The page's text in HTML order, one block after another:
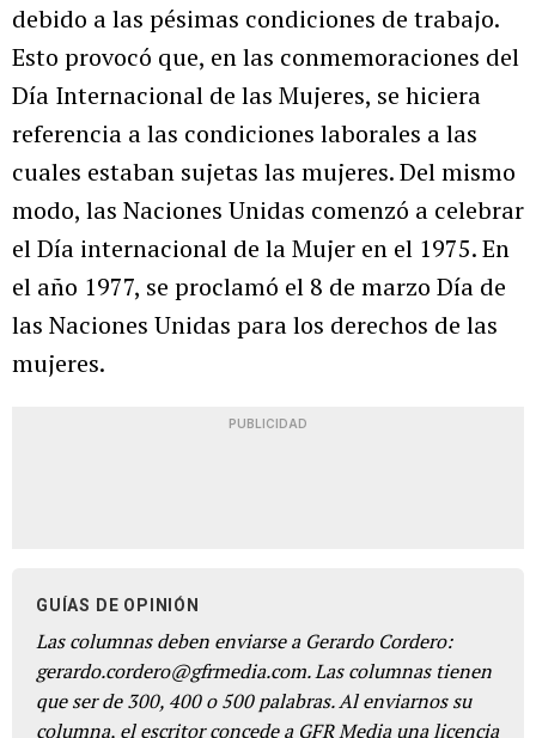
debido a las pésimas condiciones de trabajo.
Esto provocó que, en las conmemoraciones del
Día Internacional de las Mujeres, se hiciera
referencia a las condiciones laborales a las
cuales estaban sujetas las mujeres. Del mismo
modo, las Naciones Unidas comenzó a celebrar
el Día internacional de la Mujer en el 1975. En
el año 1977, se proclamó el 8 de marzo Día de
las Naciones Unidas para los derechos de las
mujeres.
PUBLICIDAD
GUÍAS DE OPINIÓN
Las columnas deben enviarse a Gerardo Cordero:
gerardo.cordero@gfrmedia.com. Las columnas tienen
que ser de 300, 400 o 500 palabras. Al enviarnos su
columna, el escritor concede a GFR Media una licencia